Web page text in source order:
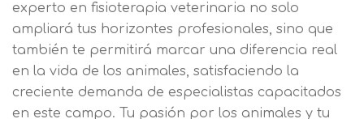
experto en fisioterapia veterinaria no solo
ampliará tus horizontes profesionales, sino que
también te permitirá marcar una diferencia real
en la vida de los animales, satisfaciendo la
creciente demanda de especialistas capacitados
en este campo. Tu pasión por los animales y tu